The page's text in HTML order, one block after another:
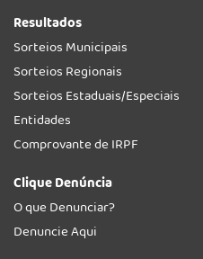
Resultados
Sorteios Municipais
Sorteios Regionais
Sorteios Estaduais/Especiais
Entidades
Comprovante de IRPF
Clique Denúncia
O que Denunciar?
Denuncie Aqui